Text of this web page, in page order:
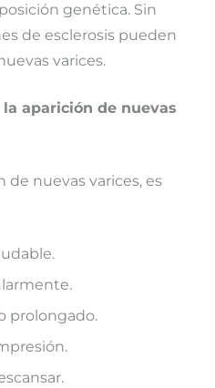
genética. Sin
de esclerosis pueden
varices.
aparición de nuevas
de nuevas varices, es
prolongado.